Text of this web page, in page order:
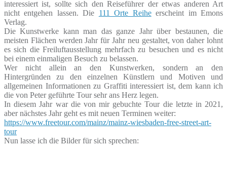
interessiert ist, sollte sich den Reiseführer der etwas anderen Art
nicht entgehen lassen. Die 111 Orte Reiheerscheint im Emons
Verlag.
Die Kunstwerke kann man das ganze Jahr über bestaunen, die
meisten Flächen werden Jahr für Jahr neu gestaltet, von daher lohnt
es sich die Freiluftausstellung mehrfach zu besuchen und es nicht
bei einem einmaligen Besuch zu belassen.
Wer nicht allein an den Kunstwerken, sondern an den
Hintergründen zu den einzelnen Künstlern und Motiven und
allgemeinen Informationen zu Graffiti interessiert ist, dem kann ich
die von Peter geführte Tour sehr ans Herz legen.
In diesem Jahr war die von mir gebuchte Tour die letzte in 2021,
aber nächstes Jahr geht es mit neuen Terminen weiter:
https://www.freetour.com/mainz/mainz-wiesbaden-free-street-art-
tour
Nun lasse ich die Bilder für sich sprechen: